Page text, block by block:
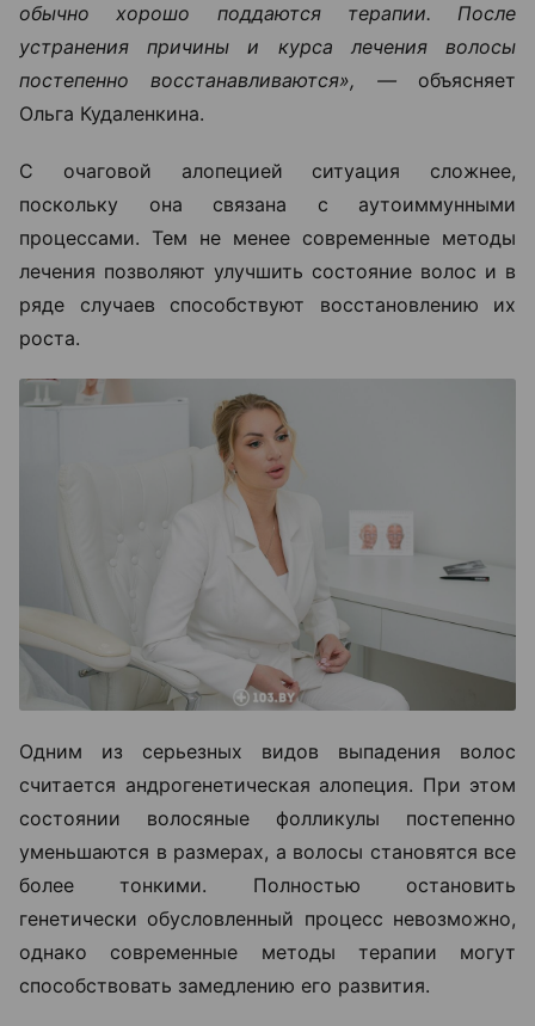
обычно хорошо поддаются терапии. После
устранения причины и курса лечения волосы
постепенно восстанавливаются», —объясняет
Ольга Кудаленкина.
С очаговой алопецией ситуация сложнее,
поскольку она связана с аутоиммунными
процессами. Тем не менее современные методы
лечения позволяют улучшить состояние волос и в
ряде случаев способствуют восстановлению их
роста.
Одним из серьезных видов выпадения волос
считается андрогенетическая алопеция. При этом
состоянии волосяные фолликулы постепенно
уменьшаются в размерах, а волосы становятся все
более тонкими. Полностью остановить
генетически обусловленный процесс невозможно,
однако современные методы терапии могут
способствовать замедлению его развития.